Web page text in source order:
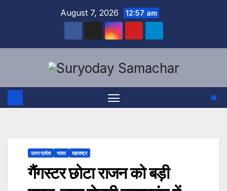
August 7, 2026 12:57 am
उत्तर प्रदेश भारत महाराष्ट्र
गैंगस्टर छोटा राजन को बड़ी